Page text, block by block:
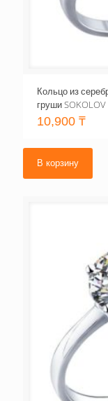
Кольцо из
груши
10,900 ₸
В корзину